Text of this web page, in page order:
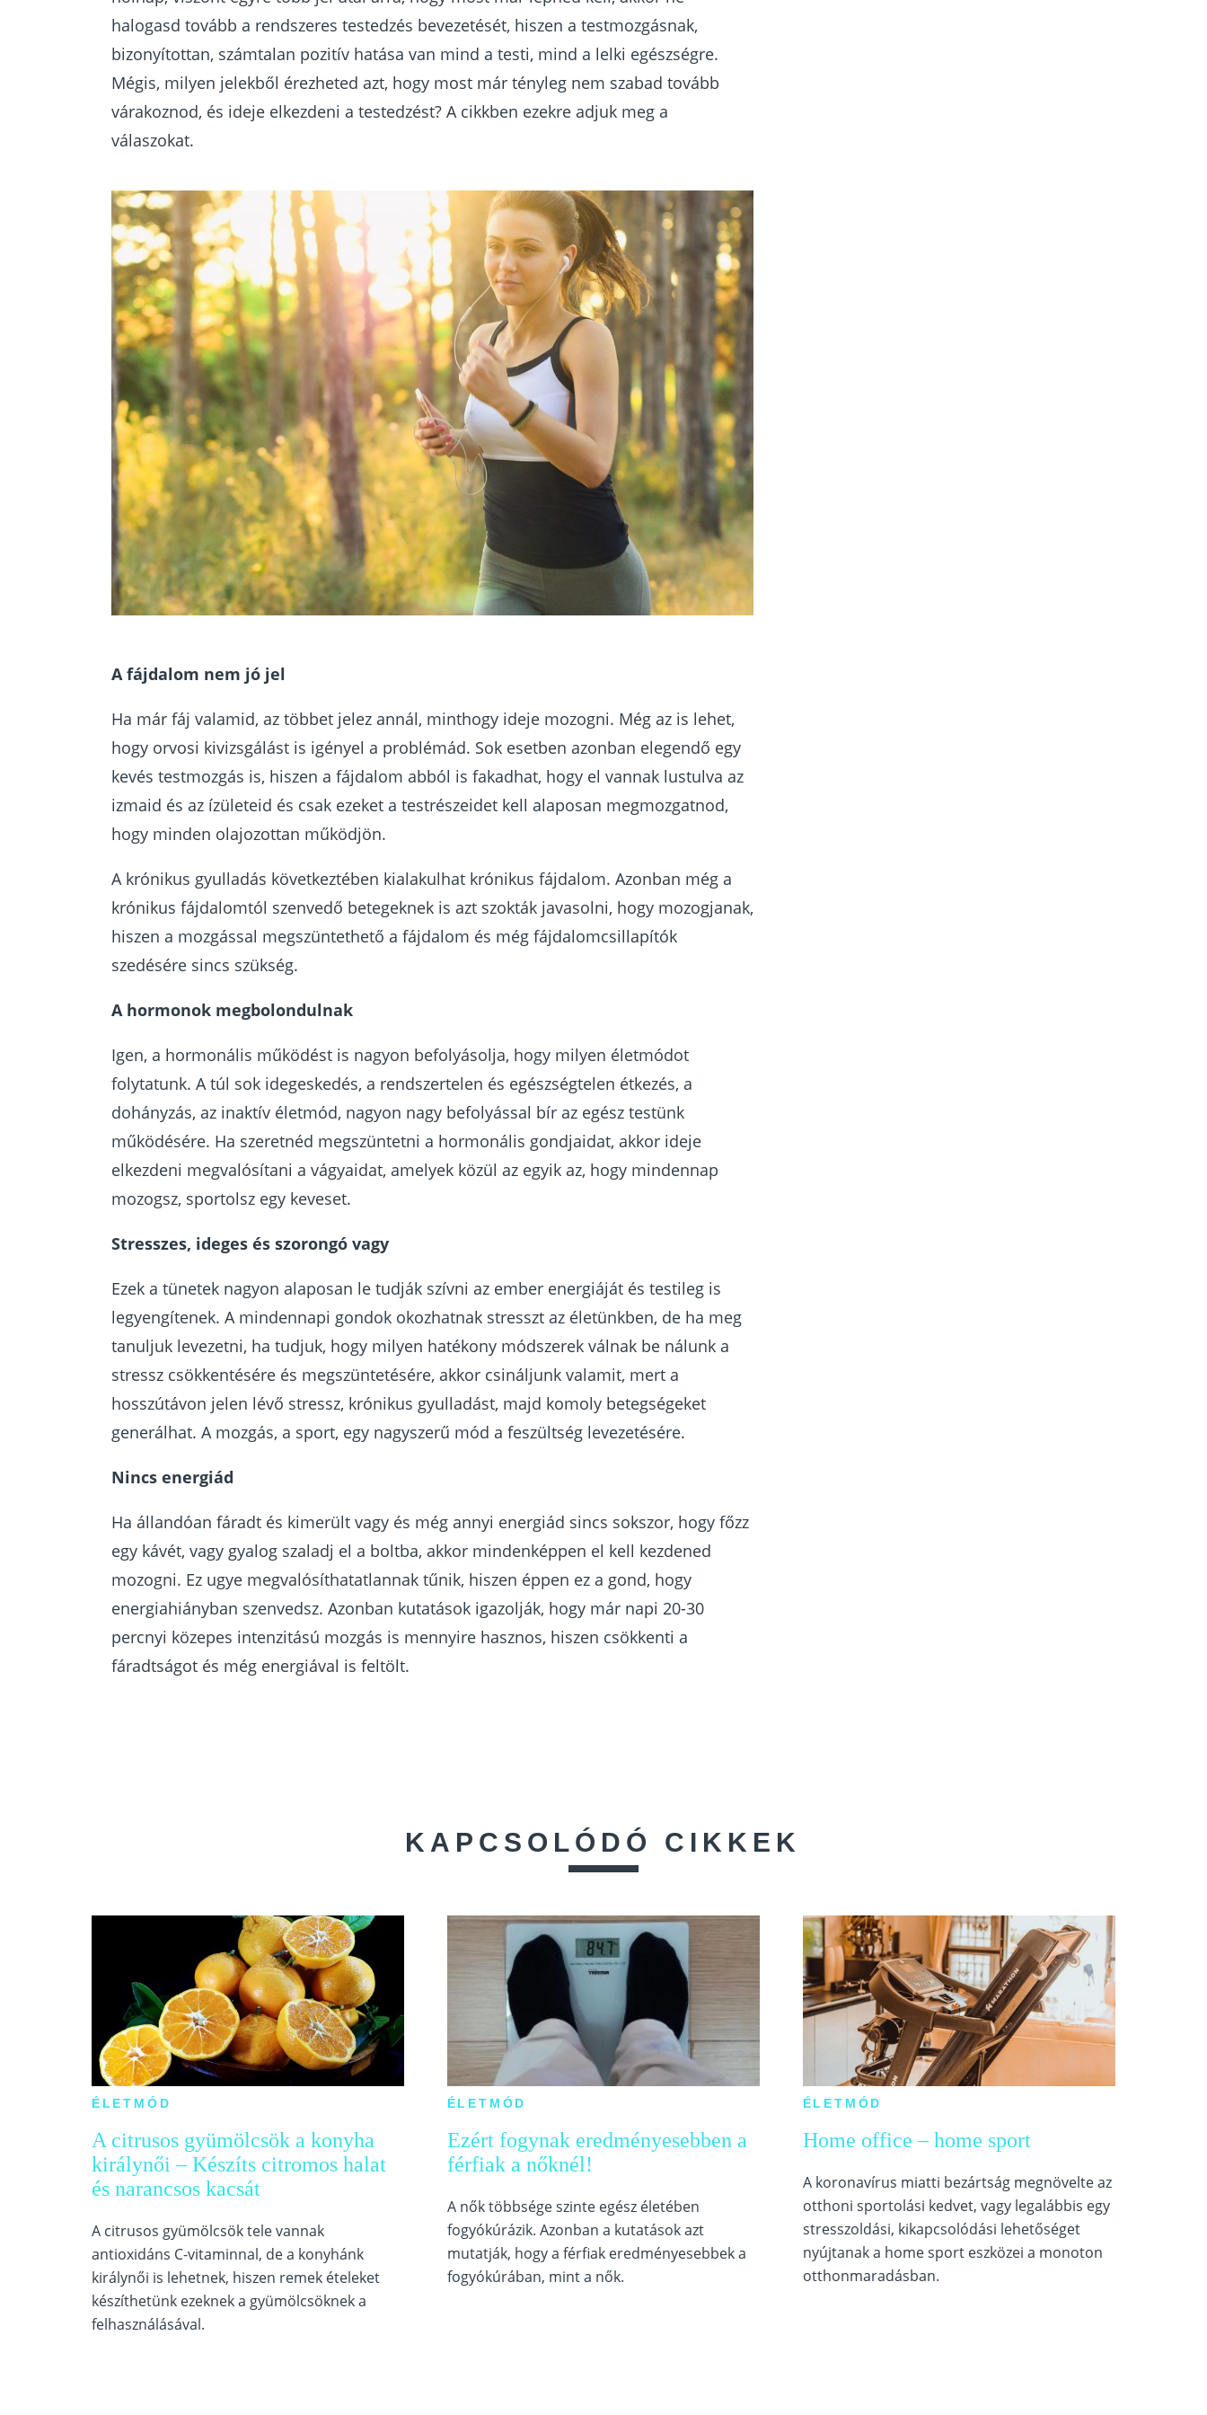
halogasd tovább a rendszeres testedzés bevezetését, hiszen a testmozgásnak,
bizonyítottan, számtalan pozitív hatása van mind a testi, mind a lelki egészségre.
Mégis, milyen jelekből érezheted azt, hogy most már tényleg nem szabad tovább
várakoznod, és ideje elkezdeni a testedzést? A cikkben ezekre adjuk meg a
válaszokat.
A fájdalom nem jó jel
Ha már fáj valamid, az többet jelez annál, minthogy ideje mozogni. Még az is lehet,
hogy orvosi kivizsgálást is igényel a problémád. Sok esetben azonban elegendő egy
kevés testmozgás is, hiszen a fájdalom abból is fakadhat, hogy el vannak lustulva az
izmaid és az ízületeid és csak ezeket a testrészeidet kell alaposan megmozgatnod,
hogy minden olajozottan működjön.
A krónikus gyulladás következtében kialakulhat krónikus fájdalom. Azonban még a
krónikus fájdalomtól szenvedő betegeknek is azt szokták javasolni, hogy mozogjanak,
hiszen a mozgással megszüntethető a fájdalom és még fájdalomcsillapítók
szedésére sincs szükség.
A hormonok megbolondulnak
Igen, a hormonális működést is nagyon befolyásolja, hogy milyen életmódot
folytatunk. A túl sok idegeskedés, a rendszertelen és egészségtelen étkezés, a
dohányzás, az inaktív életmód, nagyon nagy befolyással bír az egész testünk
működésére. Ha szeretnéd megszüntetni a hormonális gondjaidat, akkor ideje
elkezdeni megvalósítani a vágyaidat, amelyek közül az egyik az, hogy mindennap
mozogsz, sportolsz egy keveset.
Stresszes, ideges és szorongó vagy
Ezek a tünetek nagyon alaposan le tudják szívni az ember energiáját és testileg is
legyengítenek. A mindennapi gondok okozhatnak stresszt az életünkben, de ha meg
tanuljuk levezetni, ha tudjuk, hogy milyen hatékony módszerek válnak be nálunk a
stressz csökkentésére és megszüntetésére, akkor csináljunk valamit, mert a
hosszútávon jelen lévő stressz, krónikus gyulladást, majd komoly betegségeket
generálhat. A mozgás, a sport, egy nagyszerű mód a feszültség levezetésére.
Nincs energiád
Ha állandóan fáradt és kimerült vagy és még annyi energiád sincs sokszor, hogy főzz
egy kávét, vagy gyalog szaladj el a boltba, akkor mindenképpen el kell kezdened
mozogni. Ez ugye megvalósíthatatlannak tűnik, hiszen éppen ez a gond, hogy
energiahiányban szenvedsz. Azonban kutatások igazolják, hogy már napi 20-30
percnyi közepes intenzitású mozgás is mennyire hasznos, hiszen csökkenti a
fáradtságot és még energiával is feltölt.
KAPCSOLÓDÓ CIKKEK
ÉLETMÓD
A citrusos gyümölcsök a konyha
királynői – Készíts citromos halat
és narancsos kacsát
A citrusos gyümölcsök tele vannak
antioxidáns C-vitaminnal, de a konyhánk
királynői is lehetnek, hiszen remek ételeket
készíthetünk ezeknek a gyümölcsöknek a
felhasználásával.
ÉLETMÓD
Ezért fogynak eredményesebben a
férfiak a nőknél!
A nők többsége szinte egész életében
fogyókúrázik. Azonban a kutatások azt
mutatják, hogy a férfiak eredményesebbek a
fogyókúrában, mint a nők.
ÉLETMÓD
Home office – home sport
A koronavírus miatti bezártság megnövelte az
otthoni sportolási kedvet, vagy legalábbis egy
stresszoldási, kikapcsolódási lehetőséget
nyújtanak a home sport eszközei a monoton
otthonmaradásban.